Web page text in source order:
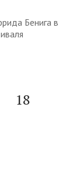
Бенига в
18